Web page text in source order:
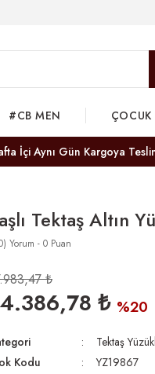
#CB MEN ÇOCUK
İçi Aynı Gün Kargoya
Tektaş Altın
Yorum - 0 Puan
₺
₺ %20
Tektaş
Kodu
YZ19867